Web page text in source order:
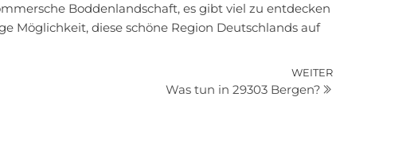
Boddenlandschaft, es gibt viel zu entdecken
Möglichkeit, diese schöne Region Deutschlands auf
Nächster
WEITER
Was tun in 29303 Bergen?